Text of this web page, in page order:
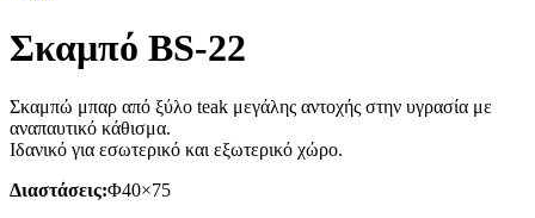
Σκαμπό BS-22
Σκαμπώ μπαρ από ξύλο teak μεγάλης αντοχής στην υγρασία με
αναπαυτικό κάθισμα.
Ιδανικό για εσωτερικό και εξωτερικό χώρο.
Διαστάσεις:Φ40×75